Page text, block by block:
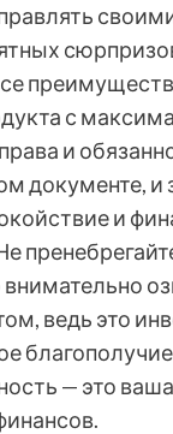
с
и
документе, и
и
ведь это
— это ваша